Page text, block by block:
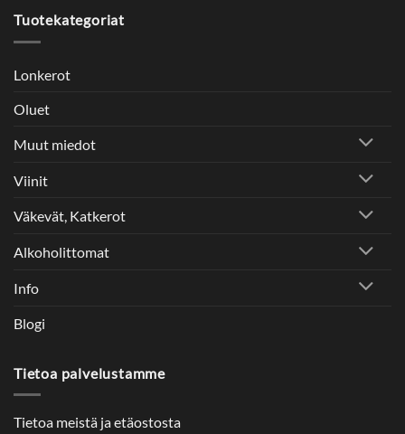
Tuotekategoriat
Lonkerot
Oluet
Muut miedot
Viinit
Väkevät, Katkerot
Alkoholittomat
Info
Blogi
Tietoa palvelustamme
Tietoa meistä ja etäostosta